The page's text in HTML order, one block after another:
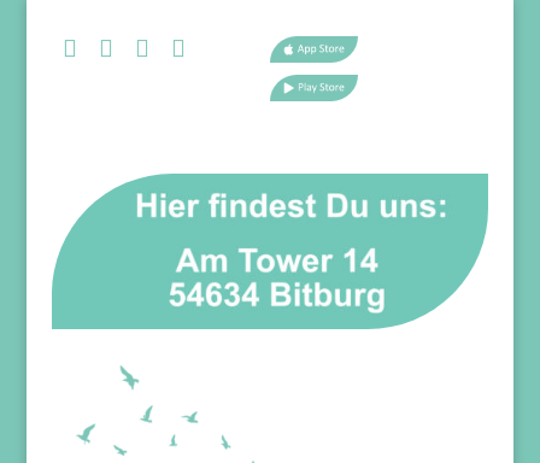
   